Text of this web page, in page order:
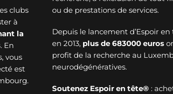
clubs
à
la
. En
vous
est
ou de prestations de services.
Depuis le lancement d’Espoir
en 2013, plus de 683000 euros
profit de la recherche au
neurodégénératives.
Soutenez Espoir en tête® :